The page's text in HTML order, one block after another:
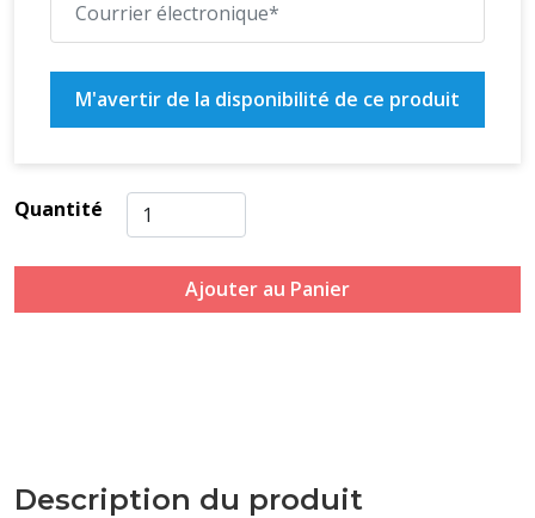
M'avertir de la disponibilité de ce produit
Quantité
Ajouter au Panier
Description du produit